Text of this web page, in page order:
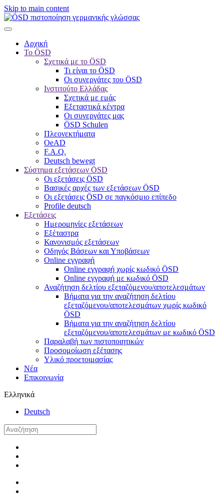
Skip to main content
Αρχική
Το ÖSD
Σχετικά με το ÖSD
Τι είναι το ÖSD
Οι συνεργάτες του ÖSD
Ινστιτούτο Ελλάδας
Σχετικά με εμάς
Εξεταστικά κέντρα
Οι συνεργάτες μας
ÖSD Schulen
Πλεονεκτήματα
OeAD
F.A.Q.
Deutsch bewegt
Σύστημα εξετάσεων ÖSD
Οι εξετάσεις ÖSD
Βασικές αρχές των εξετάσεων ÖSD
Οι εξετάσεις ÖSD σε παγκόσμιο επίπεδο
Profile deutsch
Εξετάσεις
Ημερομηνίες εξετάσεων
Εξέταστρα
Κανονισμός εξετάσεων
Οδηγός Βάσεων και Υποβάσεων
Online εγγραφή
Online εγγραφή χωρίς κωδικό ÖSD
Online εγγραφή με κωδικό ÖSD
Αναζήτηση δελτίου εξεταζόμενου/αποτελεσμάτων
Βήματα για την αναζήτηση δελτίου
εξεταζόμενου/αποτελεσμάτων χωρίς κωδικό
ÖSD
Βήματα για την αναζήτηση δελτίου
εξεταζόμενου/αποτελεσμάτων με κωδικό ÖSD
Παραλαβή των πιστοποιητικών
Προσομοίωση εξέτασης
Υλικό προετοιμασίας
Νέα
Επικοινωνία
Ελληνικά
Deutsch